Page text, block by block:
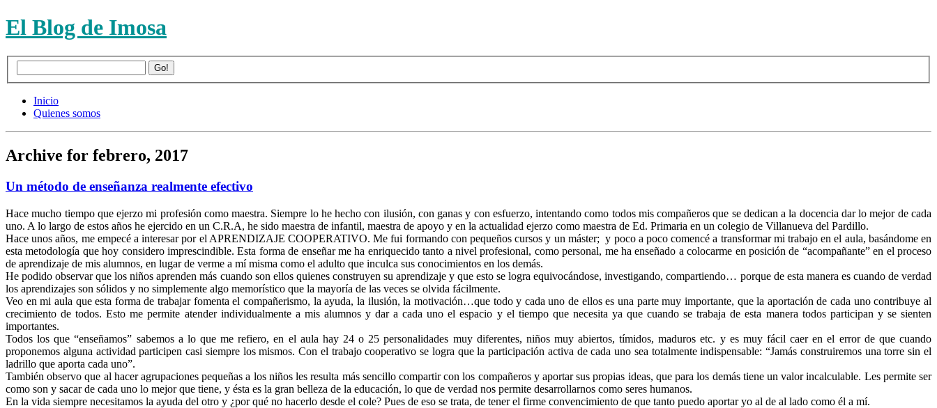
El Blog de Imosa
Inicio
Quienes somos
Archive for febrero, 2017
Un método de enseñanza realmente efectivo
Hace mucho tiempo que ejerzo mi profesión como maestra. Siempre lo he hecho con ilusión, con ganas y con esfuerzo, intentando como todos mis compañeros que se dedican a la docencia dar lo mejor de cada
uno. A lo largo de estos años he ejercido en un C.R.A, he sido maestra de infantil, maestra de apoyo y en la actualidad ejerzo como maestra de Ed. Primaria en un colegio de Villanueva del Pardillo.
Hace unos años, me empecé a interesar por el APRENDIZAJE COOPERATIVO. Me fui formando con pequeños cursos y un máster; y poco a poco comencé a transformar mi trabajo en el aula, basándome en
esta metodología que hoy considero imprescindible. Esta forma de enseñar me ha enriquecido tanto a nivel profesional, como personal, me ha enseñado a colocarme en posición de “acompañante” en el proceso
de aprendizaje de mis alumnos, en lugar de verme a mí misma como el adulto que inculca sus conocimientos en los demás.
He podido observar que los niños aprenden más cuando son ellos quienes construyen su aprendizaje y que esto se logra equivocándose, investigando, compartiendo… porque de esta manera es cuando de verdad
los aprendizajes son sólidos y no simplemente algo memorístico que la mayoría de las veces se olvida fácilmente.
Veo en mi aula que esta forma de trabajar fomenta el compañerismo, la ayuda, la ilusión, la motivación…que todo y cada uno de ellos es una parte muy importante, que la aportación de cada uno contribuye al
crecimiento de todos. Esto me permite atender individualmente a mis alumnos y dar a cada uno el espacio y el tiempo que necesita ya que cuando se trabaja de esta manera todos participan y se sienten
importantes.
Todos los que “enseñamos” sabemos a lo que me refiero, en el aula hay 24 o 25 personalidades muy diferentes, niños muy abiertos, tímidos, maduros etc. y es muy fácil caer en el error de que cuando
proponemos alguna actividad participen casi siempre los mismos. Con el trabajo cooperativo se logra que la participación activa de cada uno sea totalmente indispensable: “Jamás construiremos una torre sin el
ladrillo que aporta cada uno”.
También observo que al hacer agrupaciones pequeñas a los niños les resulta más sencillo compartir con los compañeros y aportar sus propias ideas, que para los demás tiene un valor incalculable. Les permite ser
como son y sacar de cada uno lo mejor que tiene, y ésta es la gran belleza de la educación, lo que de verdad nos permite desarrollarnos como seres humanos.
En la vida siempre necesitamos la ayuda del otro y ¿por qué no hacerlo desde el cole? Pues de eso se trata, de tener el firme convencimiento de que tanto puedo aportar yo al de al lado como él a mí.